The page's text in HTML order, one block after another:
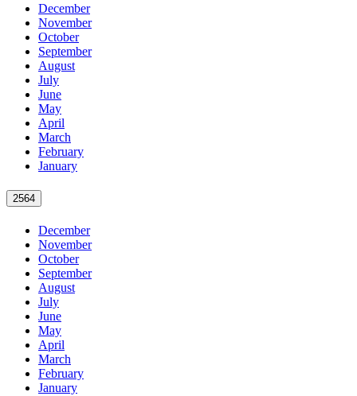
December
November
October
September
August
July
June
May
April
March
February
January
2564
December
November
October
September
August
July
June
May
April
March
February
January